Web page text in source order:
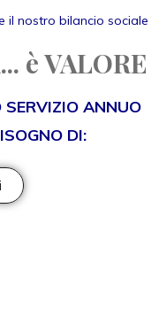
il nostro bilancio sociale
è VALORE
SERVIZIO ANNUO
DI: